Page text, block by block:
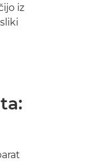
iz